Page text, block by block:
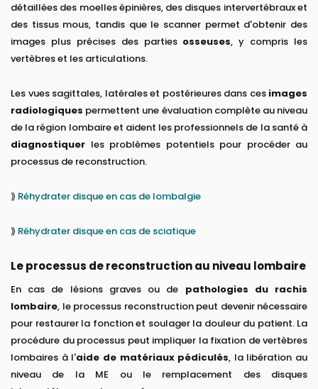
détaillées des moelles épinières, des disques intervertébraux et
des tissus mous, tandis que le scanner permet d'obtenir des
images plus précises des partiesosseuses, y compris les
vertèbres et les articulations.
Les vues sagittales, latérales et postérieures dans ces images
radiologiques permettent une évaluation complète au niveau
de la région lombaire et aident les professionnels de la santé à
diagnostiquer les problèmes potentiels pour procéder au
processus de reconstruction.
⟫ Réhydrater disque en cas de lombalgie
⟫ Réhydrater disque en cas de sciatique
Le processus de reconstruction au niveau lombaire
En cas de lésions graves ou de pathologies du rachis
lombaire, le processus reconstruction peut devenir nécessaire
pour restaurer la fonction et soulager la douleur du patient. La
procédure du processus peut impliquer la fixation de vertèbres
lombaires à l'aide de matériaux pédiculés, la libération au
niveau de la ME ou le remplacement des disques